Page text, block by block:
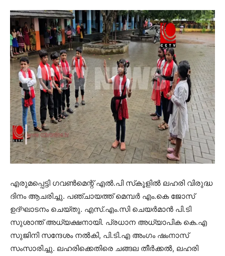
എരുമപ്പെട്ടി ഗവണ്‍മെന്റ് എല്‍.പി സ്‌കൂളില്‍ ലഹരി വിരുദ്ധ
ദിനം ആചരിച്ചു. പഞ്ചായത്ത് മെമ്പര്‍ എം.കെ ജോസ്
ഉദ്ഘാടനം ചെയ്തു. എസ്.എം.സി ചെയര്‍മാന്‍ പി.ടി
സുശാന്ത് അധ്യക്ഷനായി. പ്രധാന അധ്യാപിക കെ.എ
സുജിനി സന്ദേശം നല്‍കി, പി.ടി.എ അംഗം ഷംനാസ്
സംസാരിച്ചു. ലഹരിക്കെതിരെ ചങ്ങല തീര്‍ക്കല്‍, ലഹരി